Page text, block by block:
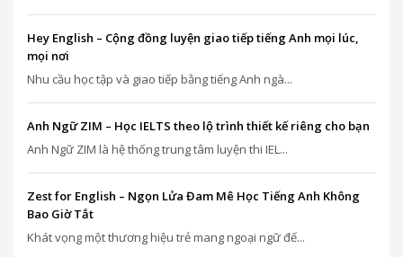
Hey English – Cộng đồng luyện giao tiếp tiếng Anh mọi lúc,
mọi nơi
Nhu cầu học tập và giao tiếp bằng tiếng Anh ngà...
Anh Ngữ ZIM – Học IELTS theo lộ trình thiết kế riêng cho bạn
Anh Ngữ ZIM là hệ thống trung tâm luyện thi IEL...
Zest for English – Ngọn Lửa Đam Mê Học Tiếng Anh Không
Bao Giờ Tắt
Khát vọng một thương hiệu trẻ mang ngoại ngữ đế...